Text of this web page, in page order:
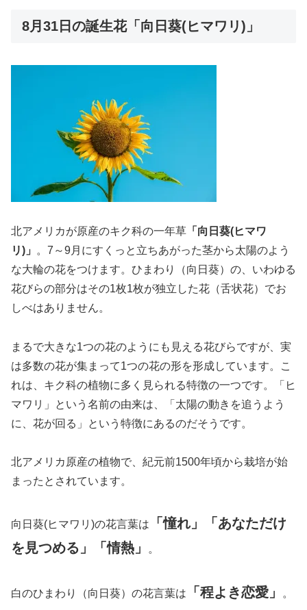
8月31日の誕生花「向日葵(ヒマワリ)」
北アメリカが原産のキク科の一年草 「向日葵(ヒマワ
リ)」
。7～9月にすくっと立ちあがった茎から太陽のよう
な大輪の花をつけます。ひまわり（向日葵）の、いわゆる
花びらの部分はその1枚1枚が独立した花（舌状花）でお
しべはありません。
まるで大きな1つの花のようにも見える花びらですが、実
は多数の花が集まって1つの花の形を形成しています。こ
れは、キク科の植物に多く見られる特徴の一つです。「ヒ
マワリ」という名前の由来は、「太陽の動きを追うよう
に、花が回る」という特徴にあるのだそうです。
北アメリカ原産の植物で、紀元前1500年頃から栽培が始
まったとされています。
向日葵(ヒマワリ)の花言葉は
「憧れ」「あなただけ
を見つめる」「情熱」
。
白のひまわり（向日葵）の花言葉は 「程よき恋愛」 。